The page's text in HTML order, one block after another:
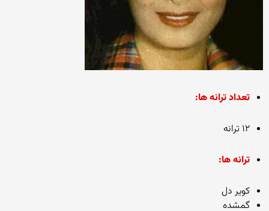
تعداد ترانه ها:
۱۲ ترانه
ترانه ها:
کویر دل
گمشده